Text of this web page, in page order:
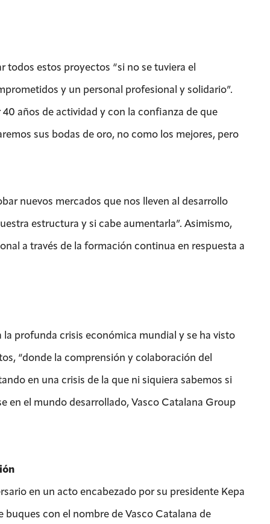
todos estos proyectos “si no se tuviera el
y un personal profesional y solidario”.
años de actividad y con la confianza de que
sus bodas de oro, no como los mejores, pero
nuevos mercados que nos lleven al desarrollo
estructura y si cabe aumentarla”. Asimismo,
a través de la formación continua en respuesta a
profunda crisis económica mundial y se ha visto
“donde la comprensión y colaboración del
en una crisis de la que ni siquiera sabemos si
en el mundo desarrollado, Vasco Catalana Group
en un acto encabezado por su presidente Kepa
con el nombre de Vasco Catalana de